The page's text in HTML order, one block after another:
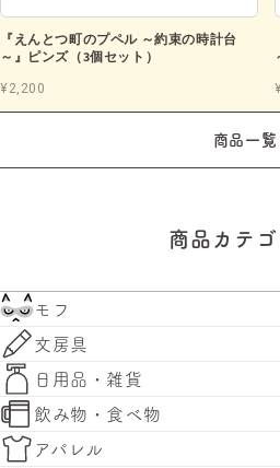
『えんとつ町のプペル ～約束の時計台
～』ピンズ（3個セット）
¥2,200
商品一覧
商品カテ
モフ
文房具
日用品・雑貨
飲み物・食べ物
アパレル